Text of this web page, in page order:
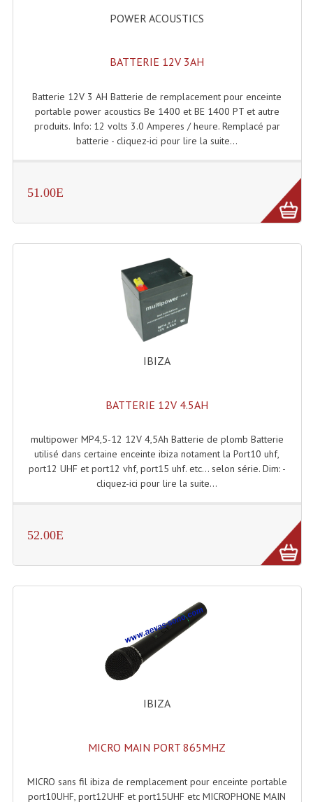
Membrannes De Haut Parleurs
Accessoires Public-Adress L100V
Amplificateurs (L 100v)
Lecteurs Mp3 Et CDs Sources
Microphone PA & Micro Pupitre
Projecteurs De Son
Sono: Conférences Securité Visite Guidée
Système D'audio Guide
Système Visite Guidée
Sonorisation Securité EN-54
Angle AG29 Structure Contest
Angle DECO22Q Structure Contest
Angle DECOTRI Structure Contest
Angle DUO Structure Contest
Angles Structure ASD SX290
Angles Structure QUATRO290
POWER ACOUSTICS
BATTERIE 12V 3AH
Batterie 12V 3 AH Batterie de remplacement pour enceinte
portable power acoustics Be 1400 et BE 1400 PT et autre
produits. Info: 12 volts 3.0 Amperes / heure. Remplacé par
batterie - cliquez-ici pour lire la suite...
51.00E
IBIZA
BATTERIE 12V 4.5AH
multipower MP4,5-12 12V 4,5Ah Batterie de plomb Batterie
utilisé dans certaine enceinte ibiza notament la Port10 uhf,
port12 UHF et port12 vhf, port15 uhf. etc... selon série. Dim: -
cliquez-ici pour lire la suite...
52.00E
IBIZA
MICRO MAIN PORT 865MHZ
MICRO sans fil ibiza de remplacement pour enceinte portable
port10UHF, port12UHF et port15UHF etc MICROPHONE MAIN